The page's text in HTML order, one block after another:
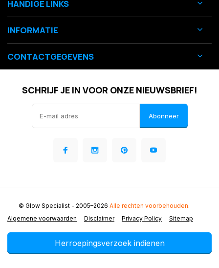
HANDIGE LINKS
INFORMATIE
CONTACTGEGEVENS
SCHRIJF JE IN VOOR ONZE NIEUWSBRIEF!
Abonneer
Algemene voorwaarden Disclaimer Privacy Policy Sitemap
© Glow Specialist - 2005–2026 Alle rechten voorbehouden.
Herroepingsverzoek indienen